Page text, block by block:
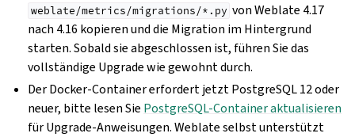
weblate/metrics/migrations/*.py von Weblate 4.17
nach 4.16 kopieren und die Migration im Hintergrund
starten. Sobald sie abgeschlossen ist, führen Sie das
vollständige Upgrade wie gewohnt durch.
Der Docker-Container erfordert jetzt PostgreSQL 12 oder
neuer, bitte lesen Sie PostgreSQL-Container aktualisieren
für Upgrade-Anweisungen. Weblate selbst unterstützt